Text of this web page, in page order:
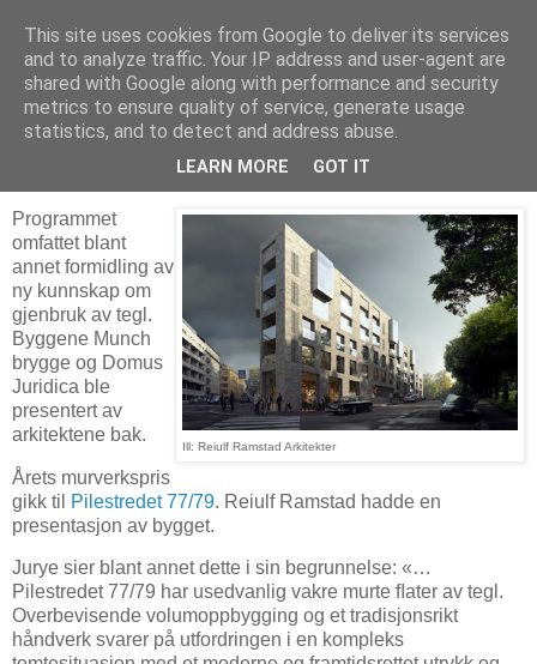
Arkitektur & Miljøteknologi
25 oktober 2020
Norsk Murdag 2020
Ill: Reiulf Ramstad Arkitekter
Programmet
omfattet blant
annet formidling av
ny kunnskap om
gjenbruk av tegl.
Byggene Munch
brygge og Domus
Juridica ble
presentert av
arkitektene bak.
Årets murverkspris
gikk til
Pilestredet 77/79. Reiulf Ramstad hadde en
presentasjon av bygget.
Jurye sier blant annet dette i sin begrunnelse: «…
Pilestredet 77/79 har usedvanlig vakre murte ﬂater av tegl.
Overbevisende volumoppbygging og et tradisjonsrikt
håndverk svarer på utfordringen i en kompleks
This site uses cookies from Google to deliver its services
and to analyze traffic. Your IP address and user-agent are
shared with Google along with performance and security
metrics to ensure quality of service, generate usage
statistics, and to detect and address abuse.
LEARN MORE GOT IT